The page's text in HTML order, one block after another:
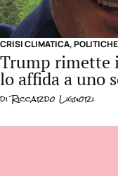
CRISI CLIMATICA,POLITICHE
Trump rimette
lo affida a uno
diRiccardo Liguori